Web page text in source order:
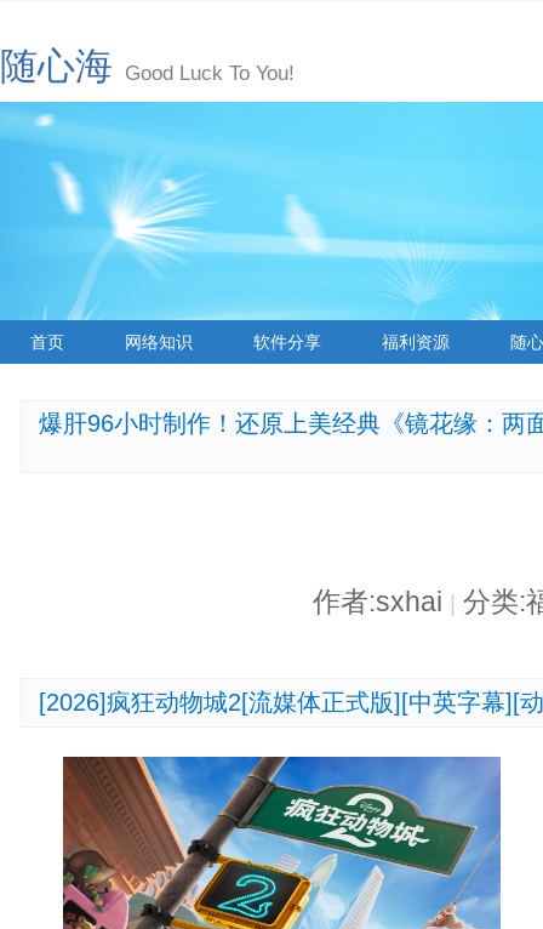
随心海 Good Luck To You!
首页 网络知识 软件分享 福利资源 随
爆肝96小时制作！还原上美经典《镜花缘：两
作者:sxhai | 分类:
[2026]疯狂动物城2[流媒体正式版][中英字幕][